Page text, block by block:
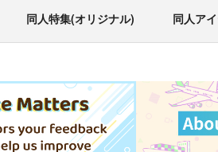
同人特集(オリジナル) 同人ア